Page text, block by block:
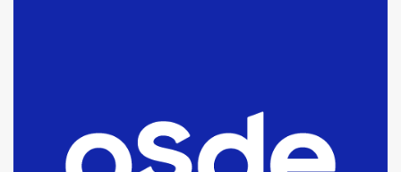
fueron detenidos por
comercialización de drogas en la
tarde del sábado